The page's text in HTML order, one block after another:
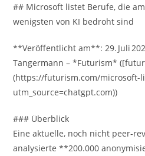
## Microsoft listet Berufe, die
wenigsten von KI bedroht sind
**Veröffentlicht am**: 29. Juli
Tangermann – *Futurism*
(https://futurism.com/microsoft-
utm_source=chatgpt.com))
### Überblick
Eine aktuelle, noch nicht
analysierte **200.000